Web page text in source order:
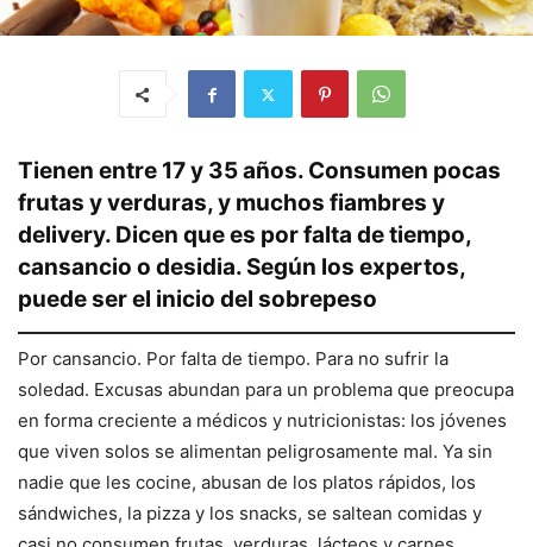
Tienen entre 17 y 35 años. Consumen pocas
frutas y verduras, y muchos fiambres y
delivery. Dicen que es por falta de tiempo,
cansancio o desidia. Según los expertos,
puede ser el inicio del sobrepeso
Por cansancio. Por falta de tiempo. Para no sufrir la
soledad. Excusas abundan para un problema que preocupa
en forma creciente a médicos y nutricionistas: los jóvenes
que viven solos se alimentan peligrosamente mal. Ya sin
nadie que les cocine, abusan de los platos rápidos, los
sándwiches, la pizza y los snacks, se saltean comidas y